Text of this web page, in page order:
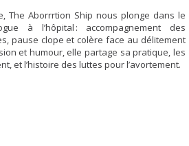
The Aborrrtion Ship nous plonge dans le
à l’hôpital : accompagnement des
pause clope et colère face au délitement
et humour, elle partage sa pratique, les
et l’histoire des luttes pour l’avortement.